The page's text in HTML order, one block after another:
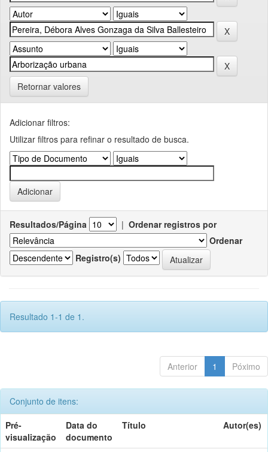
Retornar valores
Adicionar filtros:
Utilizar filtros para refinar o resultado de busca.
Resultados/Página | Ordenar registros por
Ordenar
Registro(s)
Resultado 1-1 de 1.
Anterior 1 Póximo
Conjunto de itens:
Pré-
visualização
Data do
documento
Título Autor(es)